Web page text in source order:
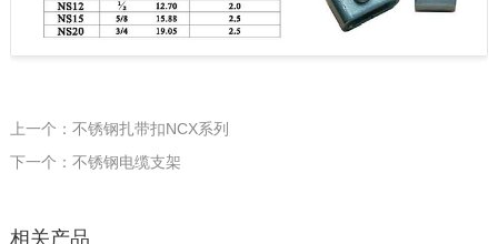
上一个：不锈钢扎带扣NCX系列
下一个：不锈钢电缆支架
相关产品